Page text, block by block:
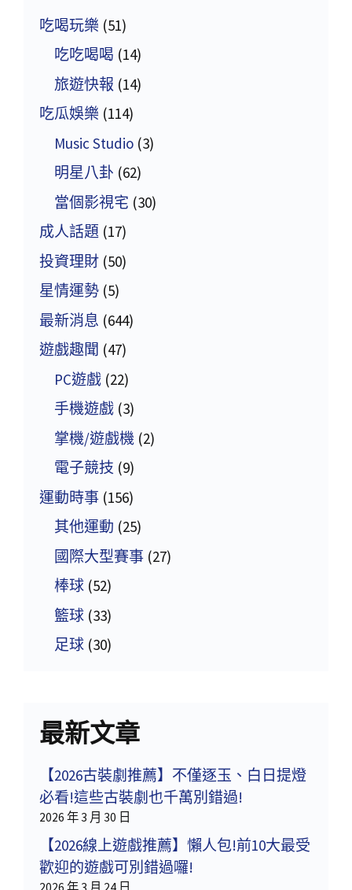
吃喝玩樂 (51)
吃吃喝喝 (14)
旅遊快報 (14)
吃瓜娛樂 (114)
Music Studio (3)
明星八卦 (62)
當個影視宅 (30)
成人話題 (17)
投資理財 (50)
星情運勢 (5)
最新消息 (644)
遊戲趣聞 (47)
PC遊戲 (22)
手機遊戲 (3)
掌機/遊戲機 (2)
電子競技 (9)
運動時事 (156)
其他運動 (25)
國際大型賽事 (27)
棒球 (52)
籃球 (33)
足球 (30)
最新文章
【2026古裝劇推薦】不僅逐玉、白日提燈
必看!這些古裝劇也千萬別錯過!
2026 年 3 月 30 日
【2026線上遊戲推薦】懶人包!前10大最受
歡迎的遊戲可別錯過囉!